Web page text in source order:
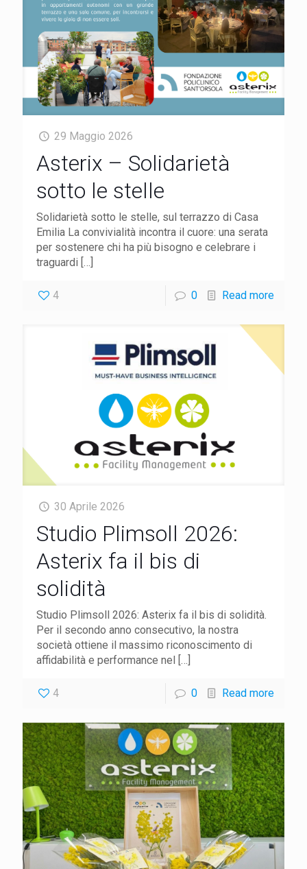
29 Maggio 2026
Asterix – Solidarietà
sotto le stelle
Solidarietà sotto le stelle, sul terrazzo di Casa
Emilia La convivialità incontra il cuore: una serata
per sostenere chi ha più bisogno e celebrare i
traguardi […]
4 0 Read more
30 Aprile 2026
Studio Plimsoll 2026:
Asterix fa il bis di
solidità
Studio Plimsoll 2026: Asterix fa il bis di solidità.
Per il secondo anno consecutivo, la nostra
società ottiene il massimo riconoscimento di
affidabilità e performance nel […]
4 0 Read more